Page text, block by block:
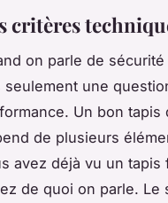
critères
on parle de
seulement une
Un bon
de plusieurs
avez déjà vu un tapis
de quoi on parle.